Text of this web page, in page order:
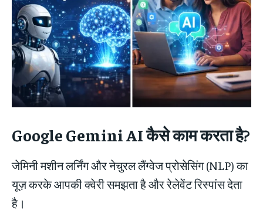
Google Gemini AI कैसे काम करता है?
जेमिनी मशीन लर्निंग और नेचुरल लैंग्वेज प्रोसेसिंग (NLP) का
यूज़ करके आपकी क्वेरी समझता है और रेलेवेंट रिस्पांस देता
है।